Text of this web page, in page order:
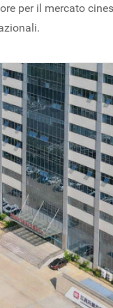
per il mercato